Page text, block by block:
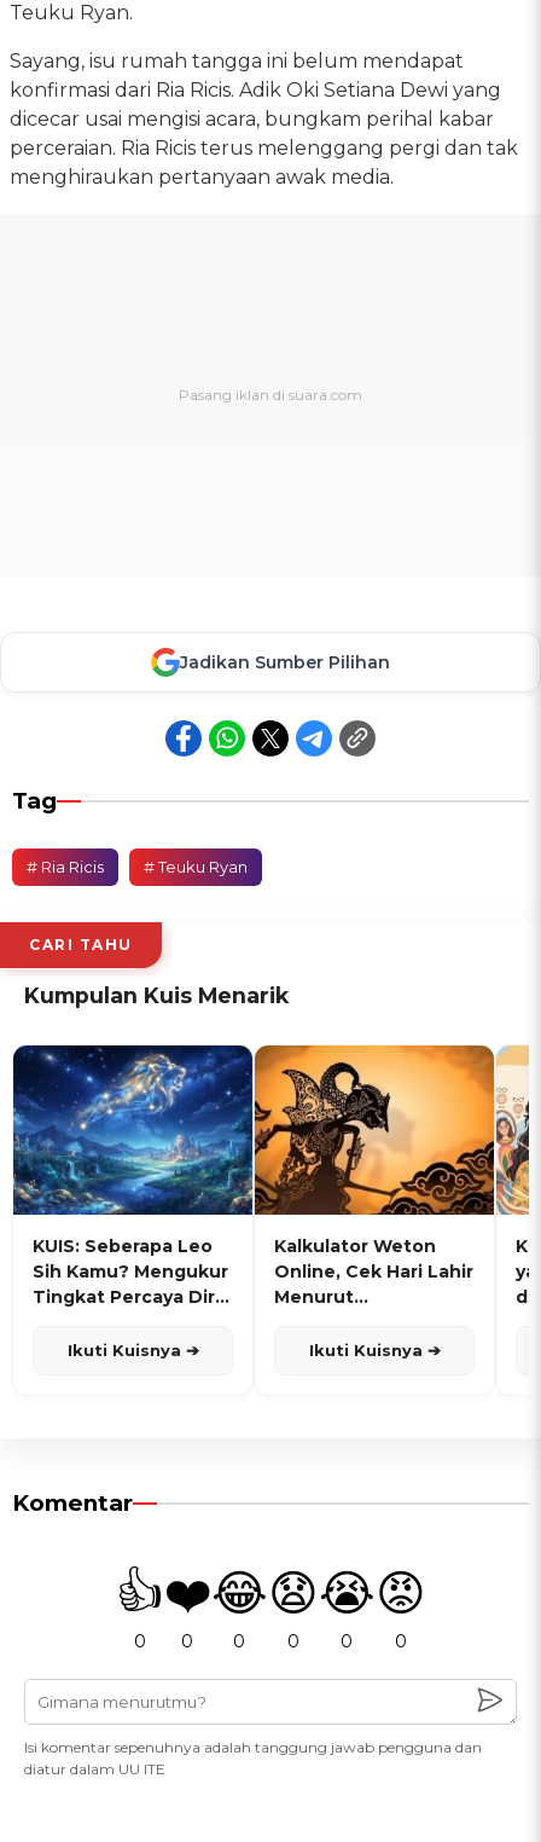
Teuku Ryan.
Sayang, isu rumah tangga ini belum mendapat
konfirmasi dari Ria Ricis. Adik Oki Setiana Dewi yang
dicecar usai mengisi acara, bungkam perihal kabar
perceraian. Ria Ricis terus melenggang pergi dan tak
menghiraukan pertanyaan awak media.
Jadikan Sumber Pilihan
Tag
# Ria Ricis # Teuku Ryan
CARI TAHU
Kumpulan Kuis Menarik
KUIS: Seberapa Leo
Sih Kamu? Mengukur
Tingkat Percaya Diri
Ikuti Kuisnya ➔
Kalkulator Weton
Online, Cek Hari Lahir
Menurut
Ikuti Kuisnya ➔
Komentar
👍
0
❤️
0
😂
0
😧
0
😭
0
😡
0
Isi komentar sepenuhnya adalah tanggung jawab pengguna dan
diatur dalam UU ITE